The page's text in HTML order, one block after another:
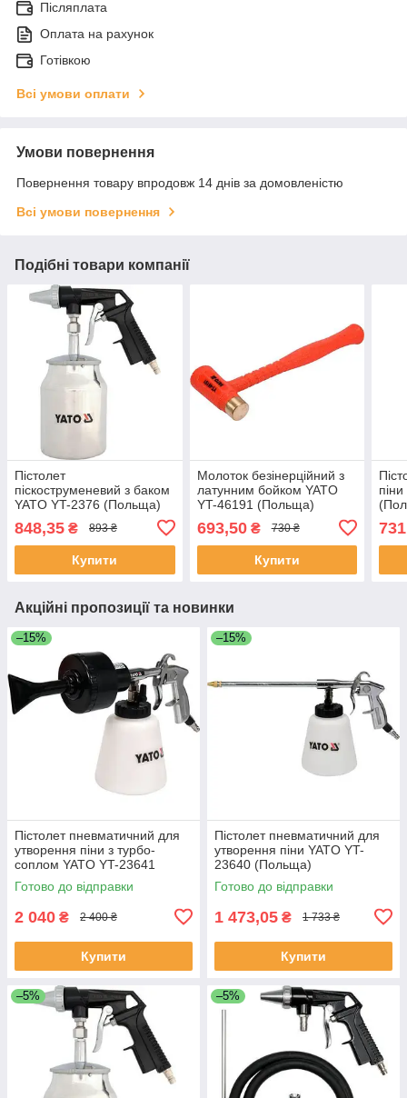
Післяплата
Оплата на рахунок
Готівкою
Всі умови оплати
Умови повернення
Повернення товару впродовж 14 днів за домовленістю
Всі умови повернення
Подібні товари компанії
Пістолет
піскоструменевий з баком
YATO YT-2376 (Польща)
848,35 ₴ 893 ₴
Купити
Молоток безінерційний з
латунним бойком YATO
YT-46191 (Польща)
693,50₴ 730 ₴
Купити
Акційні пропозиції та новинки
–15%
Пістолет пневматичний для
утворення піни з турбо-
соплом YATO YT-23641
(Польща)
Готово до відправки
2 040 ₴ 2 400 ₴
Купити
–15%
Пістолет пневматичний для
утворення піни YATO YT-
23640 (Польща)
Готово до відправки
1 473,05 ₴ 1 733 ₴
Купити
–5% –5%